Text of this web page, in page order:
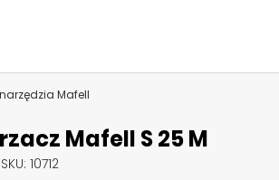
SKU: 10712
Mafell
Mafell S 25 M